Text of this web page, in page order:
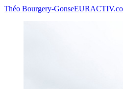
Théo Bourgery-Gonse